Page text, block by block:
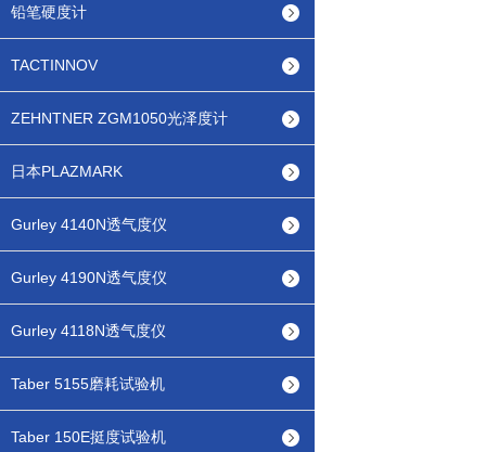
铅笔硬度计
TACTINNOV
ZEHNTNER ZGM1050光泽度计
日本PLAZMARK
Gurley 4140N透气度仪
Gurley 4190N透气度仪
Gurley 4118N透气度仪
Taber 5155磨耗试验机
Taber 150E挺度试验机